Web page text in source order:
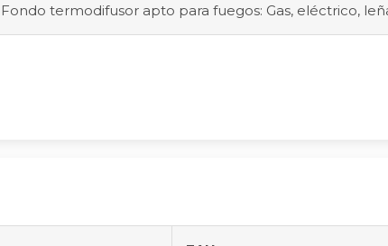
Fondo termodifusor apto para fuegos: Gas, eléctrico,